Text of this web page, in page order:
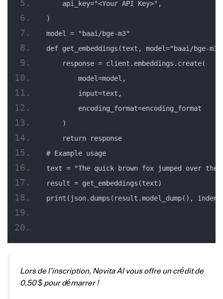
    api_key="<Your API Key>",
)
model = "baai/bge-m3"
def get_embeddings(text, model="baai/bge-
    response = client.embeddings.create(
        model=model,
        input=text,
        encoding_format=encoding_format
    )
    return response
# Example usage
text = "The quick brown fox jumped over the
result = get_embeddings(text)
print(json.dumps(result.model_dump(),
Lors de l’inscription, Novita AI vous offre un crédit de
0,50 $ pour démarrer !